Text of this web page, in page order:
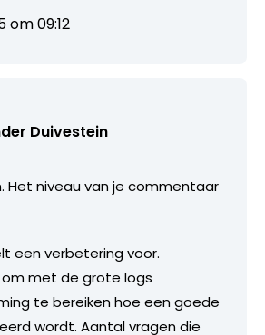
om 09:12
Duivestein
Het niveau van je commentaar
een verbetering voor.
om met de grote logs
te bereiken hoe een goede
wordt. Aantal vragen die